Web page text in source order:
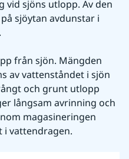
vid sjöns utlopp. Av den
sjöytan avdunstar i
från sjön. Mängden
av vattenståndet i sjön
och grunt utlopp
långsam avrinning och
magasineringen
i vattendragen.